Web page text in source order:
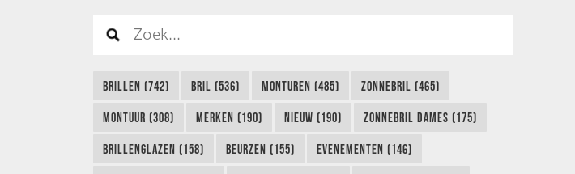
BRILLEN (742) BRIL (536) MONTUREN (485) ZONNEBRIL (465)
MONTUUR (308) MERKEN (190) NIEUW (190) ZONNEBRIL DAMES (175)
BRILLENGLAZEN (158) BEURZEN (155) EVENEMENTEN (146)